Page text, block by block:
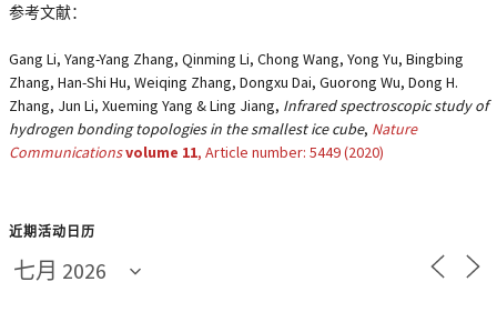
参考文献：
Gang Li, Yang-Yang Zhang, Qinming Li, Chong Wang, Yong Yu, Bingbing
Zhang, Han-Shi Hu, Weiqing Zhang, Dongxu Dai, Guorong Wu, Dong H.
Zhang, Jun Li, Xueming Yang & Ling Jiang, Infrared spectroscopic study of
hydrogen bonding topologies in the smallest ice cube, Nature
Communicationsvolume 11, Article number: 5449(2020)
近期活动日历